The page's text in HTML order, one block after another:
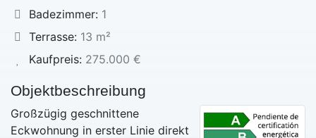
Badezimmer: 1
Terrasse: 13 m²
Kaufpreis: 275.000 €
Objektbeschreibung
Großzügig geschnittene
Eckwohnung in erster Linie direkt